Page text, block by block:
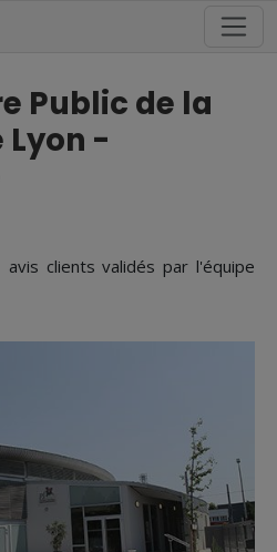
Public de la
Lyon -
avis clients validés par l'équipe